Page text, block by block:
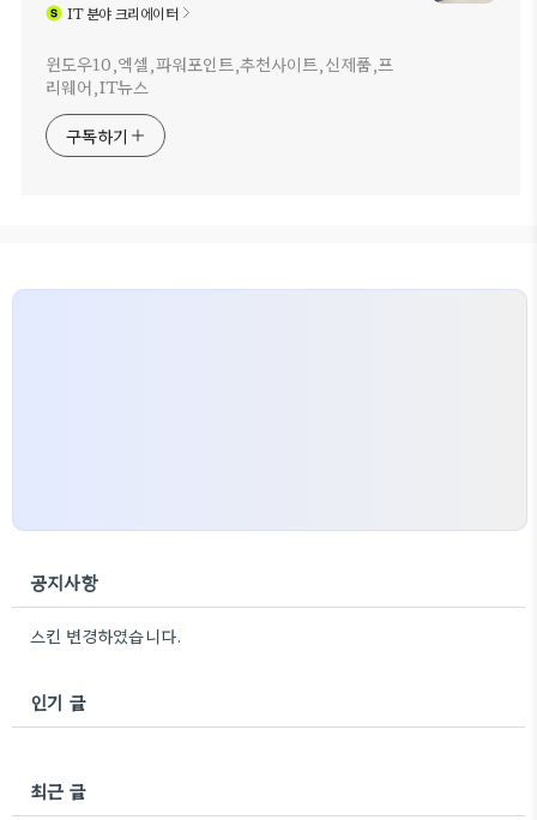
IT분야 크리에이터
윈도우10,엑셀,파워포인트,추천사이트,신제품,프
리웨어,IT뉴스
구독하기
공지사항
스킨 변경하였습니다.
인기 글
최근 글